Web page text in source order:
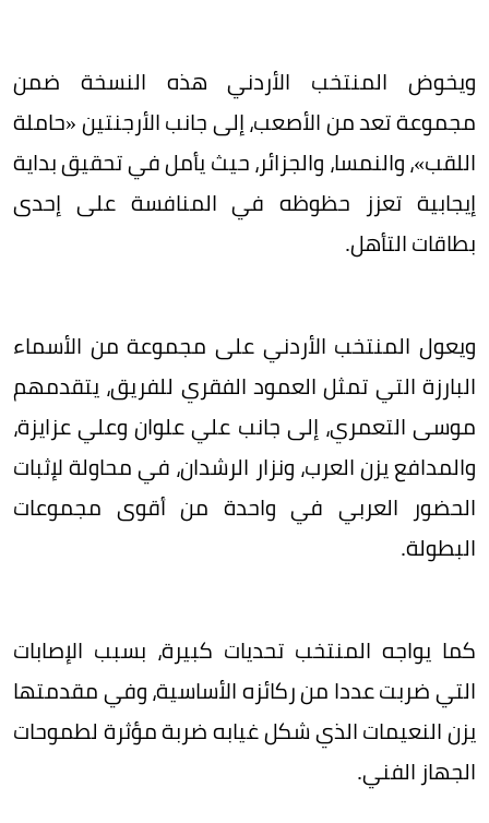
ويخوض المنتخب الأردني هذه النسخة ضمن
مجموعة تعد من الأصعب، إلى جانب الأرجنتين «حاملة
اللقب»، والنمسا، والجزائر، حيث يأمل في تحقيق بداية
إيجابية تعزز حظوظه في المنافسة على إحدى
بطاقات التأهل.
ويعول المنتخب الأردني على مجموعة من الأسماء
البارزة التي تمثل العمود الفقري للفريق، يتقدمهم
موسى التعمري، إلى جانب علي علوان وعلي عزايزة،
والمدافع يزن العرب، ونزار الرشدان، في محاولة لإثبات
الحضور العربي في واحدة من أقوى مجموعات
البطولة.
كما يواجه المنتخب تحديات كبيرة، بسبب الإصابات
التي ضربت عددا من ركائزه الأساسية، وفي مقدمتها
يزن النعيمات الذي شكل غيابه ضربة مؤثرة لطموحات
الجهاز الفني.